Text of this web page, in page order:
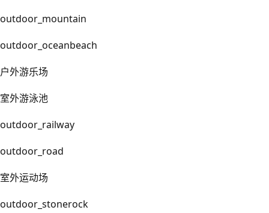
outdoor_mountain
outdoor_oceanbeach
户外游乐场
室外游泳池
outdoor_railway
outdoor_road
室外运动场
outdoor_stonerock